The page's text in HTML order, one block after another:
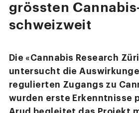
grössten
schweizweit
Die «Cannabis Research
untersucht die
regulierten Zugangs zu
wurden erste Erkenntnisse